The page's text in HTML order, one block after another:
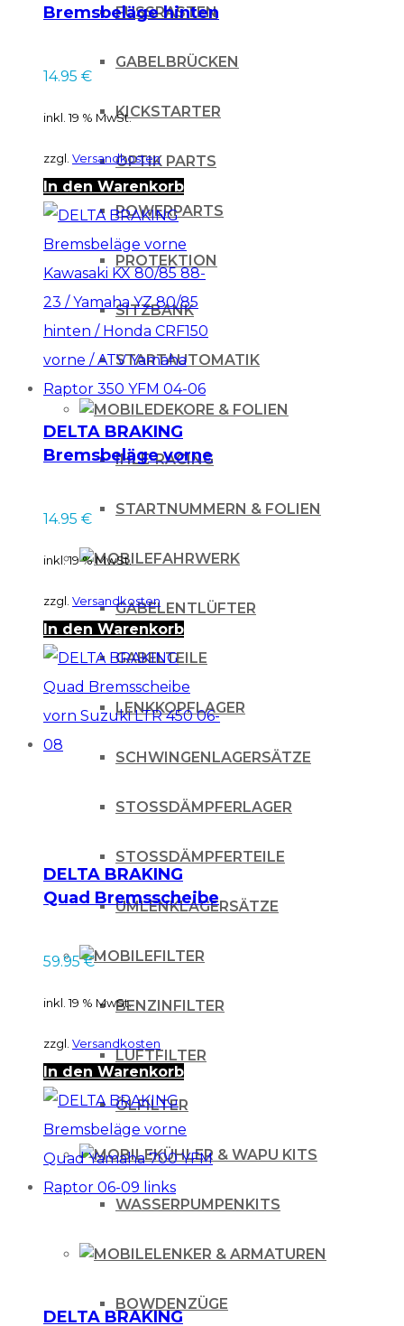
FUSSRASTEN
GABELBRÜCKEN
KICKSTARTER
OPTIK PARTS
POWERPARTS
PROTEKTION
SITZBANK
STARTAUTOMATIK
DEKORE & FOLIEN
IHLE-RACING
STARTNUMMERN & FOLIEN
FAHRWERK
GABELENTLÜFTER
GABELTEILE
LENKKOPFLAGER
SCHWINGENLAGERSÄTZE
STOSSDÄMPFERLAGER
STOSSDÄMPFERTEILE
UMLENKLAGERSÄTZE
FILTER
BENZINFILTER
LUFTFILTER
ÖLFILTER
KÜHLER & WAPU KITS
WASSERPUMPENKITS
LENKER & ARMATUREN
BOWDENZÜGE
Bremsbeläge hinten
/ Suzuki RM -95 /
Yamaha YZ -97
14.95 €
inkl. 19 % MwSt.
zzgl. Versandkosten
In den Warenkorb
DELTA BRAKING
Bremsbeläge vorne
88-23 / Yamaha YZ
80/85 hinten /
Honda CRF150 vorne
14.95 €
inkl. 19 % MwSt.
zzgl. Versandkosten
In den Warenkorb
DELTA BRAKING
Quad Bremsscheibe
06-08
59.95€
inkl. 19 % MwSt.
zzgl. Versandkosten
In den Warenkorb
DELTA BRAKING